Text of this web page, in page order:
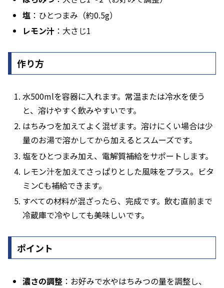
塩 ：ひとつまみ（約0.5g）
レモン汁 ：大さじ1
作り方
水500mlを容器に入れます。常温または冷水を使う
と、溶けやすく飲みやすいです。
はちみつを加えてよく混ぜます。溶けにくい場合は少
量のお湯で溶かしてから加えるとスムーズです。
塩をひとつまみ加え、電解質補給をサポートします。
レモン汁を加えてさっぱりとした風味をプラス。ビタ
ミンCも補給できます。
すべての材料が混ざったら、完成です。飲む直前まで
冷蔵庫で冷やしても美味しいです。
ポイント
濃さの調整 ：お好みで水やはちみつの量を調整し、